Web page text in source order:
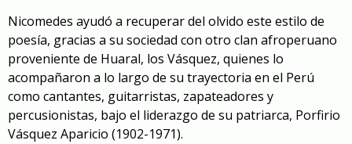
Nicomedes ayudó a recuperar del olvido este estilo de
poesía, gracias a su sociedad con otro clan afroperuano
proveniente de Huaral, los Vásquez, quienes lo
acompañaron a lo largo de su trayectoria en el Perú
como cantantes, guitarristas, zapateadores y
percusionistas, bajo el liderazgo de su patriarca, Porfirio
Vásquez Aparicio (1902-1971).